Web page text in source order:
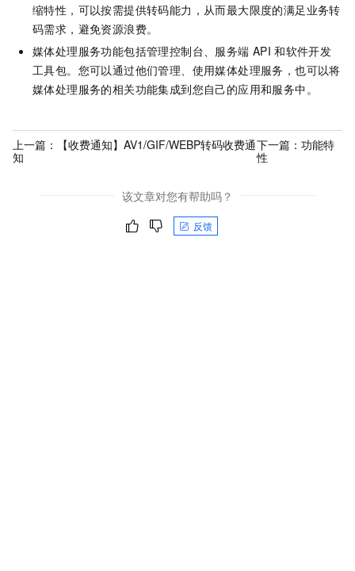
缩特性，可以按需提供转码能力，从而最大限度的满足业务转
码需求，避免资源浪费。
媒体处理服务功能包括管理控制台、服务端 API 和软件开发
工具包。您可以通过他们管理、使用媒体处理服务，也可以将
媒体处理服务的相关功能集成到您自己的应用和服务中。
上一篇：
【收费通知】AV1/GIF/WEBP转码收费通
知
下一篇：功能特
性
该文章对您有帮助吗？
反馈